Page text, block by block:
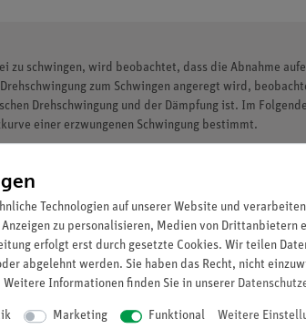
zu schwingen, wird beobachtet, dass die Abnahme
zum Schwingen angeregt wird,
Drehschwingung und der Dämpfung ist. Im
einer erzwungenen Schwingung bestimmt.
Frequenz für den ungedämpften Fall.
charakteristischen Frequenzen für
werden berechnet.
Technologien auf unserer Website und
zu personalisieren, Medien von Drittanbietern
erfolgt erst durch gesetzte Cookies. Wir teilen
abgelehnt werden. Sie haben das Recht, nicht
Informationen finden Sie in unserer
Marketing Funktional Weitere